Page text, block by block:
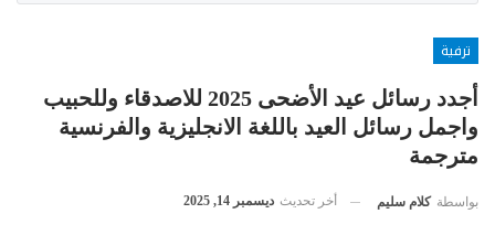
ترفية
أجدد رسائل عيد الأضحى 2025 للاصدقاء وللحبيب
واجمل رسائل العيد باللغة الانجليزية والفرنسية
مترجمة
بواسطة كلام سليم أخر تحديث ديسمبر 14, 2025